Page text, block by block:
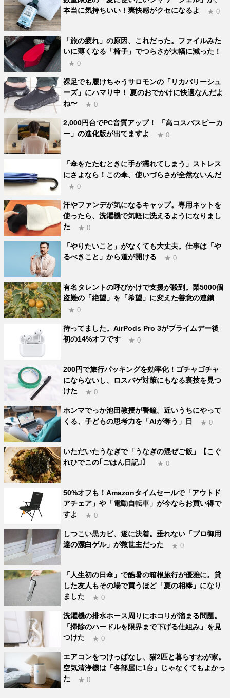
本当に気持ちいい！爽快感がクセになるよ
★ 0
「旅の疲れ」の原因、これだった。ファイルみた
いに薄くなる「椅子」でつらさが大幅に減った！
★ 0
裸足でも履けちゃうサロモンの「リカバリーシュ
ーズ」にハマり中！ 夏のおでかけに快適なんだよ
ね〜
★ 0
2,000円台でPC音質アップ！ 「高コスパスピーカ
ー」の進化版が出てますよ
★ 0
「傘をたたむときに手が濡れてしまう」ストレス
にさよなら！この傘、使いづらさが全然ないんだ
★ 0
汗やファンデが気になるキャップ。専用ネットを
使ったら、洗濯機で気軽に洗えるようになりまし
た
★ 0
「やりたいこと」がなくても大丈夫。仕事は「や
るべきこと」から道が開ける
★ 0
有名タレントの呼びかけで支援が殺到。梨5000個
盗難の「絶望」を「希望」に変えた善意の連鎖
★ 0
待ってました。AirPods Pro 3がプライムデー後
初の14%オフです
★ 0
200円で旅行パッキングを効率化！ゴチャゴチャ
にならないし、ロスバゲ対策にもなる裏技を見つ
けた
★ 0
ホンマでっか池田教授が警鐘。近いうちにやって
くる、子どもの思考力を「AIが奪う」日
★ 0
いただいたうなぎで「うなぎの混ぜご飯」【こぐ
れひでこの｢ごはん日記｣】
★ 0
50%オフも！Amazonタイムセールで「アウトド
アチェア」や「電動自転車」が今ならお買い得で
すよ
★ 0
しつこい黒カビ、遂に決着。垂れない「プロ御用
達の漂白ゲル」が救世主だった
★ 0
「人生初の日傘」で酷暑の箱根旅行が優雅に。貸
した友人もその場で買うほど「夏の相棒」になり
ました
★ 0
洗濯機の排水ホース周りにホコリが溜まる問題。
「掃除のハードルを限界まで下げる仕組み」を見
つけた
★ 0
エアコンをつけっぱなし、猫2匹と暮らすわが家。
空気清浄機は「各部屋に1台」じゃなくてもよかっ
た
★ 0